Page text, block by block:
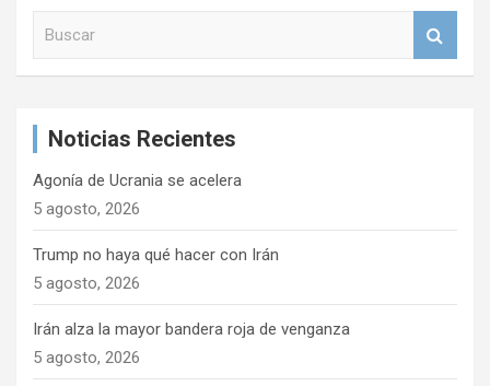
Noticias Recientes
Agonía de Ucrania se acelera
5 agosto, 2026
Trump no haya qué hacer con Irán
5 agosto, 2026
Irán alza la mayor bandera roja de venganza
5 agosto, 2026